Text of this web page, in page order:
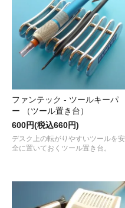
ファンテック - ツールキーパ
ー （ツール置き台）
600円(税込660円)
デスク上の転がりやすいツールを安
全に置いておくツール置き台。